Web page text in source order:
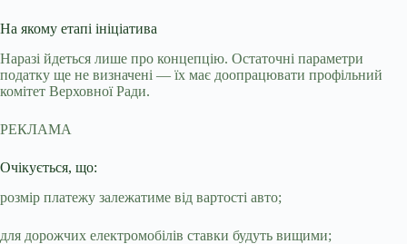
На якому етапі ініціатива
Наразі йдеться лише про концепцію. Остаточні параметри
податку ще не визначені — їх має доопрацювати профільний
комітет Верховної Ради.
РЕКЛАМА
Очікується, що:
розмір платежу залежатиме від вартості авто;
для дорожчих електромобілів ставки будуть вищими;